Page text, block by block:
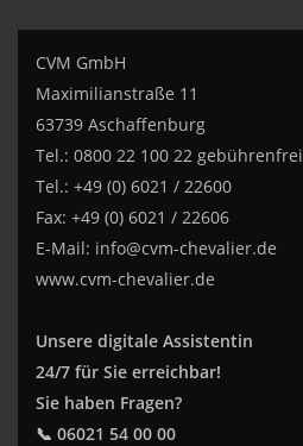
CVM GmbH
Maximilianstraße 11
63739 Aschaffenburg
Tel.: 0800 22 100 22 gebührenfrei
Tel.: +49 (0) 6021 / 22600
Fax: +49 (0) 6021 / 22606
E-Mail: info@cvm-chevalier.de
www.cvm-chevalier.de
Unsere digitale Assistentin
24/7 für Sie erreichbar!
Sie haben Fragen?
📞 06021 54 00 00